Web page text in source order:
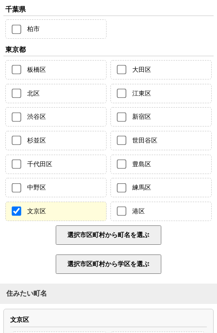
千葉県
柏市
東京都
板橋区 大田区
北区 江東区
渋谷区 新宿区
杉並区 世田谷区
千代田区 豊島区
中野区 練馬区
文京区 港区
住みたい町名
文京区